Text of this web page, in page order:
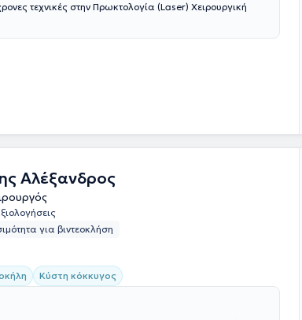
τεχνικές στην Πρωκτολογία (Laser) Χειρουργική
Αλέξανδρος
για βιντεοκλήση
Κύστη κόκκυγος